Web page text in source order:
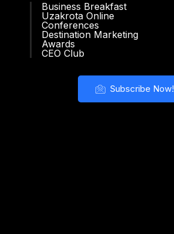
Business Breakfast
Uzakrota Online
Conferences
Destination Marketing
Awards
CEO Club
Subscribe Now!